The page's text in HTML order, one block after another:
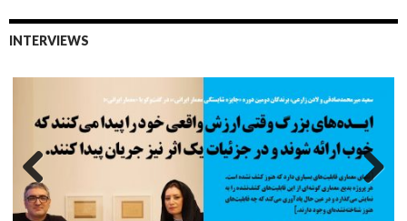
INTERVIEWS
Previo
us
Next